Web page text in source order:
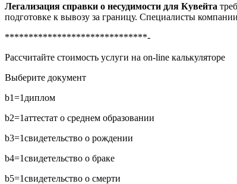
Легализация справки о несудимости для Кувейта
подготовке к вывозу за границу. Специалисты
******************************-
Рассчитайте стоимость услуги на on-line калькуляторе
Выберите документ
b1=1 диплом
b2=1аттестат о среднем образовании
b3=1свидетельство о рождении
b4=1свидетельство о браке
b5=1свидетельство о смерти